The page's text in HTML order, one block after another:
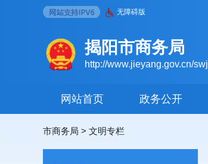
无障碍版
揭阳市商务局
http://www.jieyang.gov.cn/swj
网站首页 政务公开
市商务局 > 文明专栏